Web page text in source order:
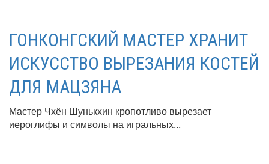
ГОНКОНГСКИЙ МАСТЕР ХРАНИТ
ИСКУССТВО ВЫРЕЗАНИЯ КОСТЕЙ
ДЛЯ МАЦЗЯНА
Мастер Чхён Шунькхин кропотливо вырезает
иероглифы и символы на игральных...